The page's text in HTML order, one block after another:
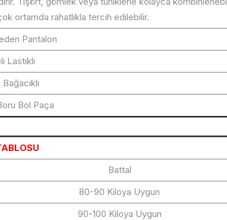
ortamda rahatlıkla tercih edilebilir.
Pantalon
Lastıklı
Bol Paça
Battal
80-90 Kiloya Uygun
90-100 Kiloya Uygun